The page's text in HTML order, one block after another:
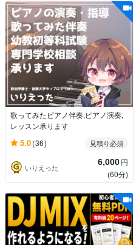
歌ってみたピアノ伴奏,ピアノ演奏,
レッスン承ります
5.0(36) 見積り必須
いりえった 6,000円
(60分)